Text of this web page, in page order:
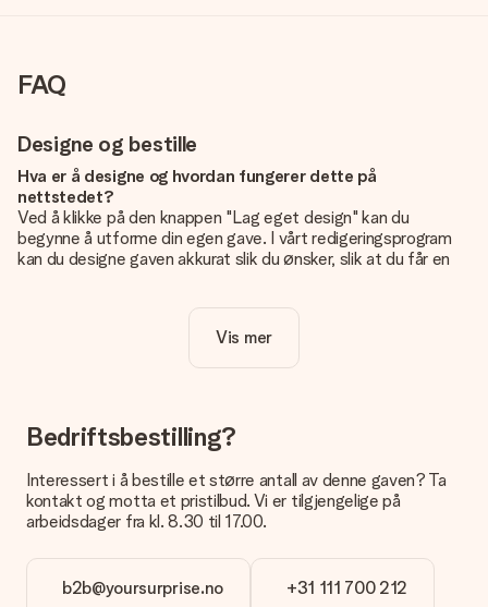
FAQ
Designe og bestille
Hva er å designe og hvordan fungerer dette på
nettstedet?
Ved å klikke på den knappen "Lag eget design" kan du
begynne å utforme din egen gave. I vårt redigeringsprogram
kan du designe gaven akkurat slik du ønsker, slik at du får en
å gjøre gaven din helt unik.
Er eget design inkludert i prisen?
Hvordan vet jeg om bildt mitt er av riktig kvalitet?
Derfor er det viktig å bruke bilder av høy kvalitet. Hvis du er
usikker på kvaliteten på bildet ditt, kan du kontakte vår
kundeservice og legge ved bildet ditt sammen med gaven du
Hvilket format kan jeg laste opp bildet i?
Vis mer
Bedriftsbestilling?
Interessert i å bestille et større antall av denne gaven? Ta
kontakt og motta et pristilbud. Vi er tilgjengelige på
arbeidsdager fra kl. 8.30 til 17.00.
b2b@yoursurprise.no +31 111 700 212